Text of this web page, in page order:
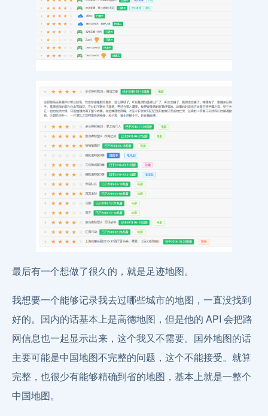
最后有一个想做了很久的，就是足迹地图。
我想要一个能够记录我去过哪些城市的地图，一直没找到
好的。国内的话基本上是高德地图，但是他的 API 会把路
网信息也一起显示出来，这个我又不需要。国外地图的话
主要可能是中国地图不完整的问题，这个不能接受。就算
完整，也很少有能够精确到省的地图，基本上就是一整个
中国地图。